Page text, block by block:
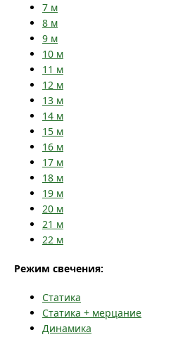
7 м
8 м
9 м
10 м
11 м
12 м
13 м
14 м
15 м
16 м
17 м
18 м
19 м
20 м
21 м
22 м
Режим свечения:
Статика
Статика + мерцание
Динамика